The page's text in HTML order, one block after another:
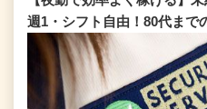
週1・シフト自由！80代まで